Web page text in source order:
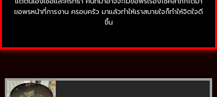
ขอพรหน้าที่การงาน ครอบครัว มาแล้วทำให้เราสบายใจก็ทำให้จิตใจดี
ขึ้น